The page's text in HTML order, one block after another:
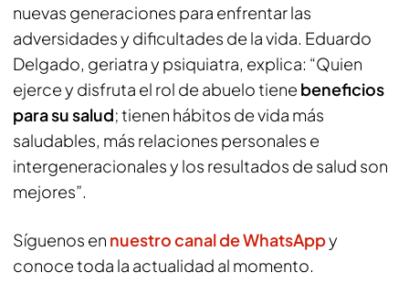
nuevas generaciones para enfrentar las
adversidades y dificultades de la vida. Eduardo
Delgado, geriatra y psiquiatra, explica: “Quien
ejerce y disfruta el rol de abuelo tiene beneficios
para su salud; tienen hábitos de vida más
saludables, más relaciones personales e
intergeneracionales y los resultados de salud son
mejores”.
Síguenos en nuestro canal de WhatsAppy
conoce toda la actualidad al momento.